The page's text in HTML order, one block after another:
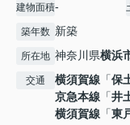
建物面積-
築年数 新築
所在地 神奈川県横浜
交通 横須賀線 「保
京急本線 「井
横須賀線 「東